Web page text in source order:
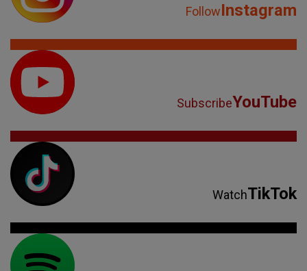
FollowInstagram
SubscribeYouTube
WatchTikTok